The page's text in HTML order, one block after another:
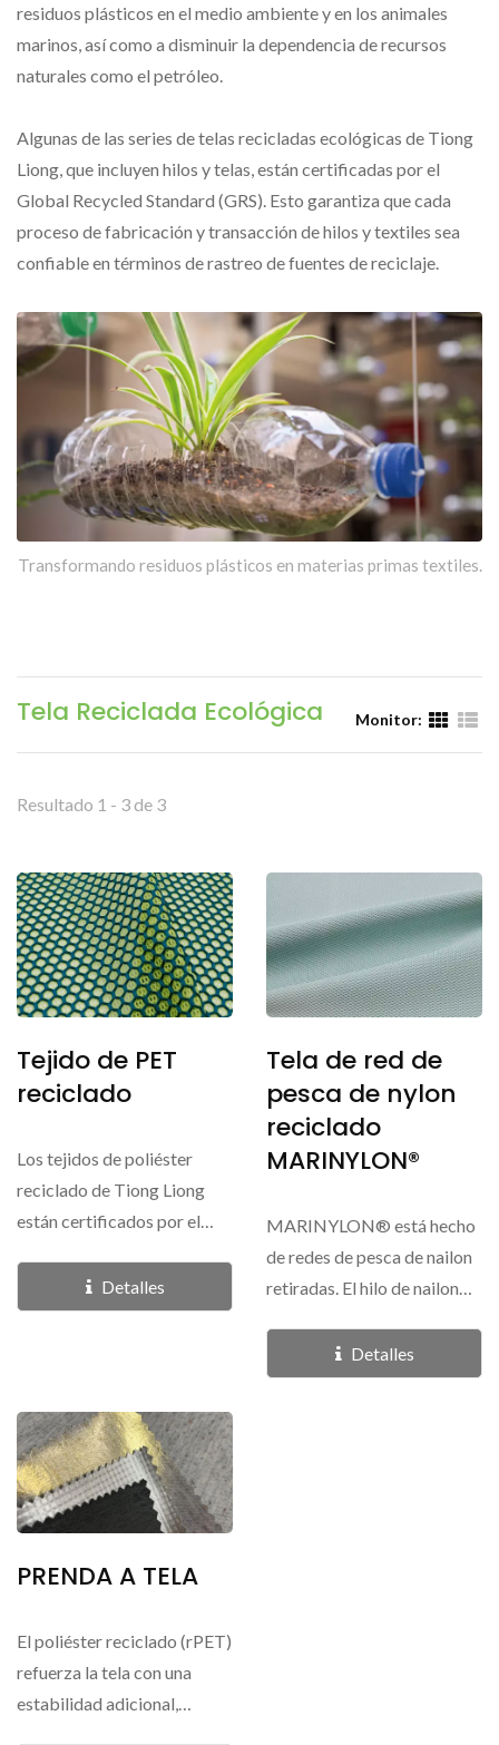
residuos plásticos en el medio ambiente y en los animales
marinos, así como a disminuir la dependencia de recursos
naturales como el petróleo.
Algunas de las series de telas recicladas ecológicas de Tiong
Liong, que incluyen hilos y telas, están certificadas por el
Global Recycled Standard (GRS). Esto garantiza que cada
proceso de fabricación y transacción de hilos y textiles sea
confiable en términos de rastreo de fuentes de reciclaje.
Transformando residuos plásticos en materias primas textiles.
Tela Reciclada Ecológica Monitor:
Resultado 1 - 3 de 3
Tejido de PET
reciclado
Los tejidos de poliéster
reciclado de Tiong Liong
están certificados por el
Detalles
Tela de red de
pesca de nylon
reciclado
MARINYLON®
MARINYLON® está hecho
de redes de pesca de nailon
retiradas. El hilo de nailon
Detalles
PRENDA A TELA
El poliéster reciclado (rPET)
refuerza la tela con una
estabilidad adicional,